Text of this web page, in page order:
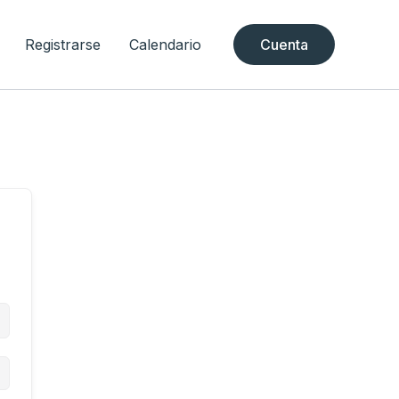
Registrarse Calendario Cuenta